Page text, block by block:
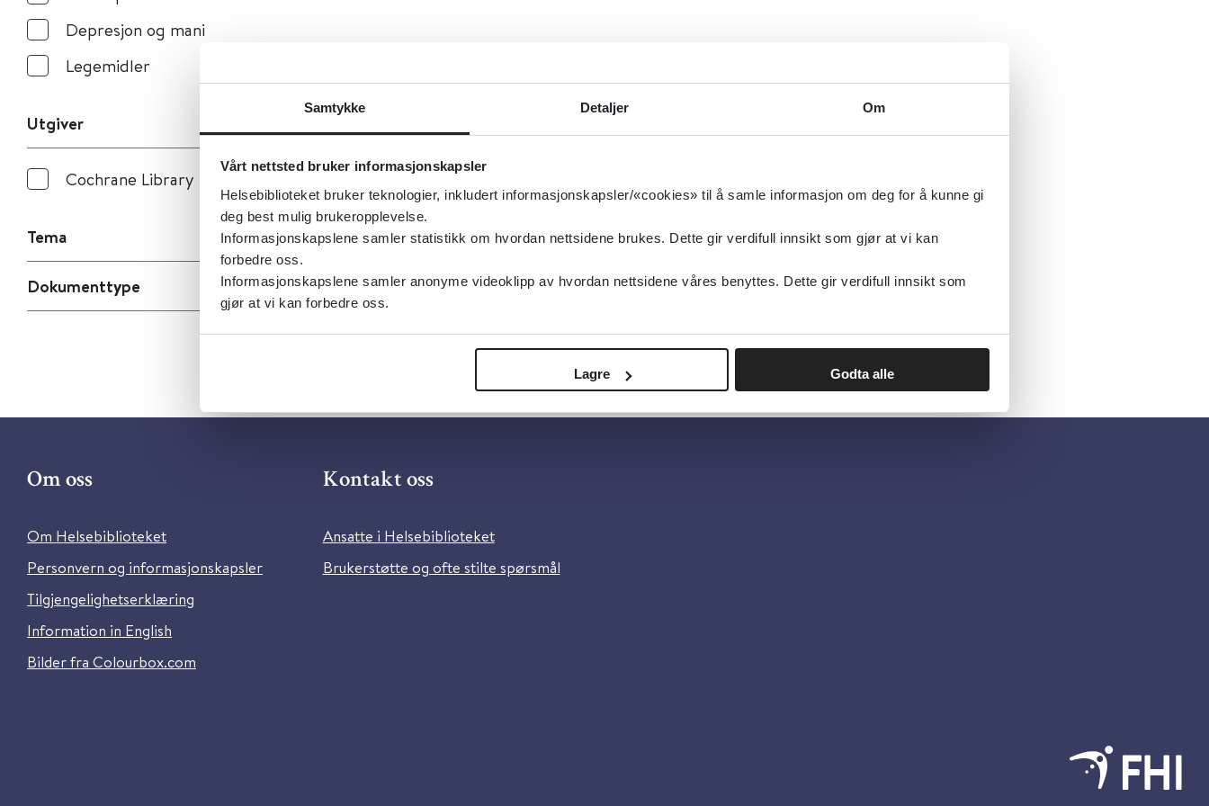
Samtykke Detaljer Om
Vårt nettsted bruker informasjonskapsler
Helsebiblioteket bruker teknologier, inkludert informasjonskapsler/«cookies» til å samle informasjon om deg for å kunne gi
deg best mulig brukeropplevelse.
Informasjonskapslene samler statistikk om hvordan nettsidene brukes. Dette gir verdifull innsikt som gjør at vi kan
forbedre oss.
Informasjonskapslene samler anonyme videoklipp av hvordan nettsidene våres benyttes. Dette gir verdifull innsikt som
gjør at vi kan forbedre oss.
Lagre Godta alle
Depresjon og mani
Legemidler
Utgiver
Cochrane Library
Tema
Dokumenttype
Om oss
Om Helsebiblioteket
Personvern og informasjonskapsler
Tilgjengelighetserklæring
Information in English
Bilder fra Colourbox.com
Kontakt oss
Ansatte i Helsebiblioteket
Brukerstøtte og ofte stilte spørsmål